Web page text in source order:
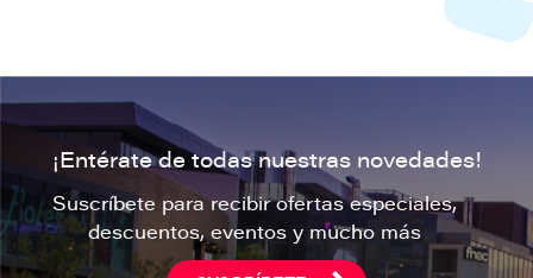
¡Entérate de todas nuestras novedades!
Suscríbete para recibir ofertas especiales,
descuentos, eventos y mucho más